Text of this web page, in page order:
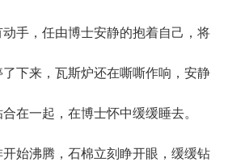
，任由博士安静的抱着自己，将
下来，瓦斯炉还在嘶嘶作响，安静
在一起，在博士怀中缓缓睡去。
沸腾，石棉立刻睁开眼，缓缓钻